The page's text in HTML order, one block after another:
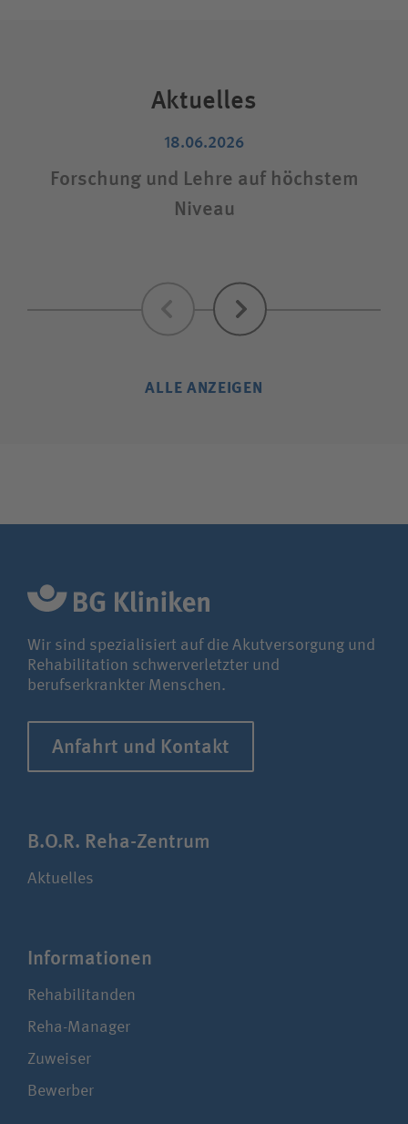
Aktuelles
18.06.2026
Forschung und Lehre auf höchstem
Niveau
Zurück Weiter
ALLE ANZEIGEN
Wir sind spezialisiert auf die Akutversorgung und
Rehabilitation schwerverletzter und
berufserkrankter Menschen.
Anfahrt und Kontakt
B.O.R. Reha-Zentrum
Aktuelles
Infor­ma­ti­onen
Rehabilitanden
Reha-Manager
Zuweiser
Bewerber